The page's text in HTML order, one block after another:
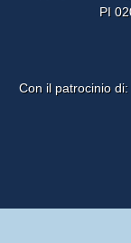
PI
Con il patrocinio di: